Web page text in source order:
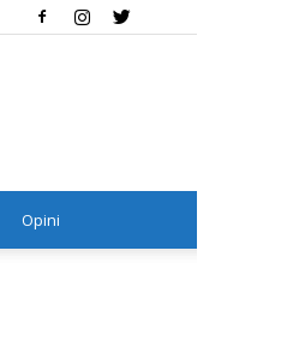
Opini